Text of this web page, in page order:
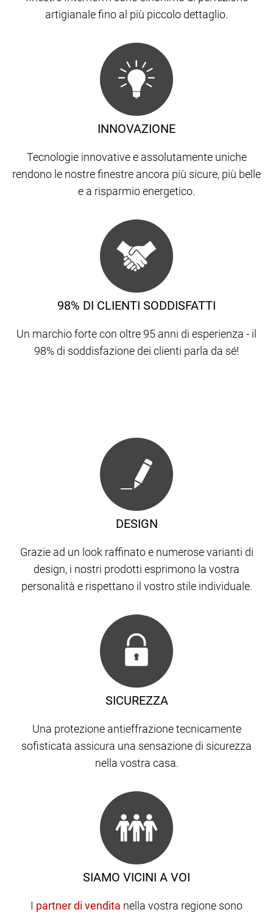
artigianale fino al più piccolo dettaglio.
98% DI CLIENTI SODDISFATTI
Un marchio forte con oltre 95 anni di esperienza - il
98% di soddisfazione dei clienti parla da sé!
INNOVAZIONE
Tecnologie innovative e assolutamente uniche
rendono le nostre finestre ancora più sicure, più belle
e a risparmio energetico.
DESIGN
Grazie ad un look raffinato e numerose varianti di
design, i nostri prodotti esprimono la vostra
personalità e rispettano il vostro stile individuale.
SIAMO VICINI A VOI
I
nella vostra regione sono
SICUREZZA
Una protezione antieffrazione tecnicamente
sofisticata assicura una sensazione di sicurezza
nella vostra casa.